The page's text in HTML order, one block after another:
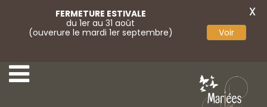
FERMETURE ESTIVALE
du 1er au 31 août
(ouverure le mardi 1er septembre)
Voir
X